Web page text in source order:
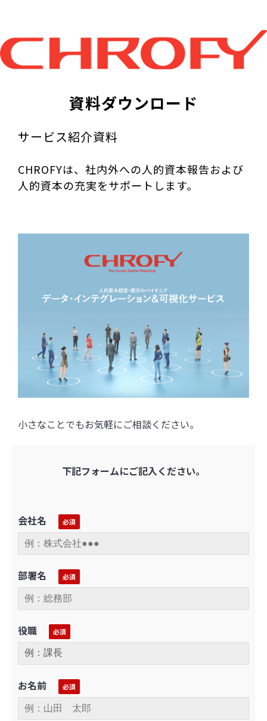
資料ダウンロード
サービス紹介資料
CHROFYは、社内外への人的資本報告および
人的資本の充実をサポートします。
小さなことでもお気軽にご相談ください。
下記フォームにご記入ください。
会社名
部署名
役職
お名前